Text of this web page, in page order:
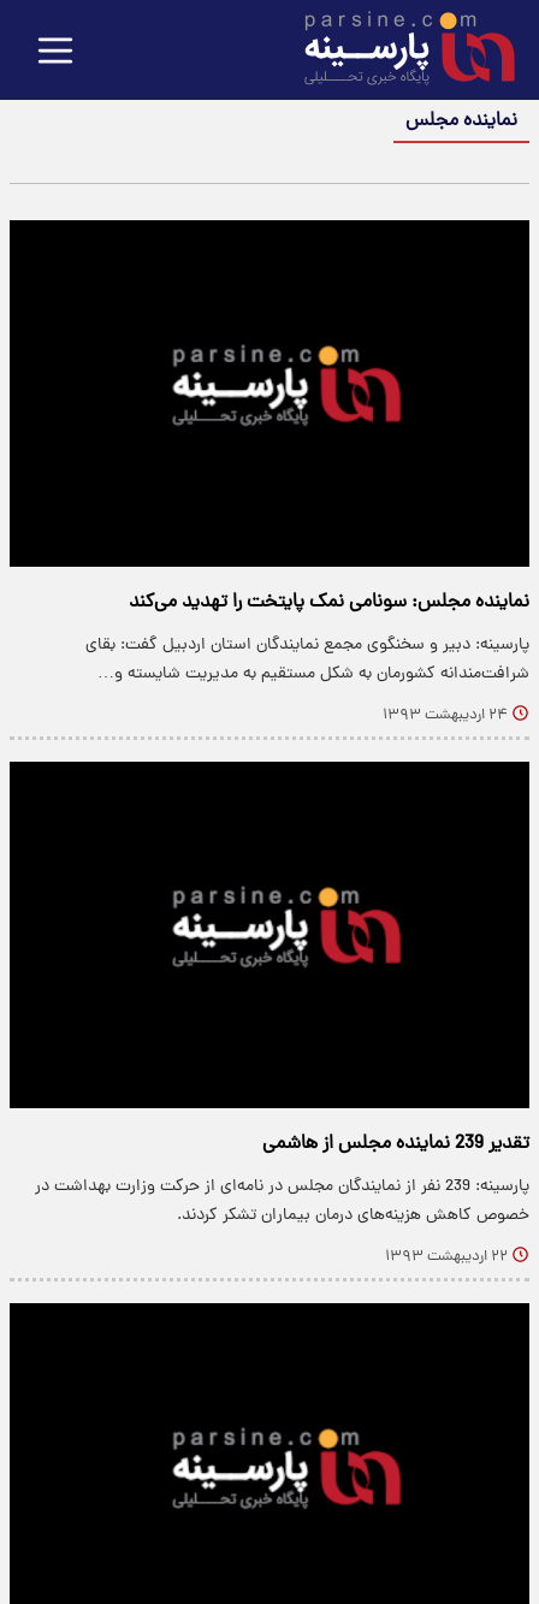
نماینده مجلس
نماینده مجلس: سونامی نمک پایتخت را تهدید می‌کند
پارسینه: دبیر و سخنگوی مجمع نمایندگان استان اردبیل گفت: بقای
شرافت‌مندانه کشورمان به شکل مستقیم به مدیریت شایسته و…
۲۴ اردیبهشت ۱۳۹۳
تقدیر 239 نماینده مجلس از هاشمی
پارسینه: 239 نفر از نمایندگان مجلس در نامه‌ای از حرکت وزارت بهداشت در
خصوص کاهش هزینه‌های درمان بیماران تشکر کردند.
۲۲ اردیبهشت ۱۳۹۳